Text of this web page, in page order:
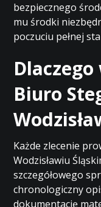
bezpiecznego
mu środki
poczuciu pełnej
Biuro
Każde zlecenie
Wodzisławiu
szczegółowego
chronologiczny
dokumentację